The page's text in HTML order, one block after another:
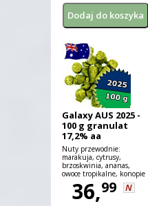
Galaxy AUS 2025 -
100 g granulat
17,2% aa
Nuty przewodnie:
marakuja, cytrusy,
brzoskwinia, ananas,
owoce tropikalne, konopie
36,99 N